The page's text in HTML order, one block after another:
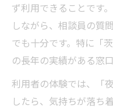
ず利用できることです
しながら、相談員の質
でも十分です。特に「
の長年の実績がある窓
利用者の体験では、「
したら、気持ちが落ち